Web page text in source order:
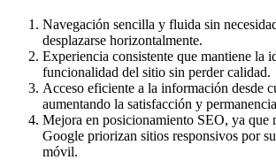
Navegación sencilla y fluida sin
desplazarse horizontalmente.
Experiencia consistente que mantiene la
funcionalidad del sitio sin perder calidad.
Acceso eficiente a la información desde
aumentando la satisfacción y
Mejora en posicionamiento SEO, ya que
Google priorizan sitios responsivos por
móvil.